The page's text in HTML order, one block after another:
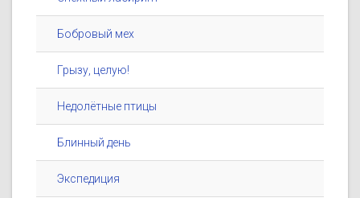
Бобровый мех
Грызу, целую!
Недолётные птицы
Блинный день
Экспедиция